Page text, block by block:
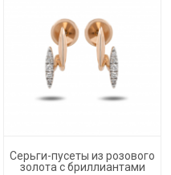
Серьги-пусеты из розового
золота с бриллиантами